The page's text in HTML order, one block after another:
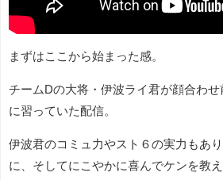
まずはここから始まった感。
チームDの大将・伊波ライ君が顔合わ
に習っていた配信。
伊波君のコミュ力やスト６の実力もあ
に、そしてにこやかに喜んでケンを教